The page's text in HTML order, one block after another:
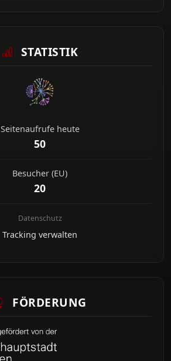
STATISTIK
Seitenaufrufe heute
50
Besucher (EU)
20
Datenschutz
Tracking verwalten
FÖRDERUNG